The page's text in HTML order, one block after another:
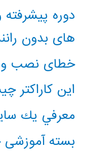
دوره
های بدون
خطای نصب
این کاراکتر
معرفي يك
بسته